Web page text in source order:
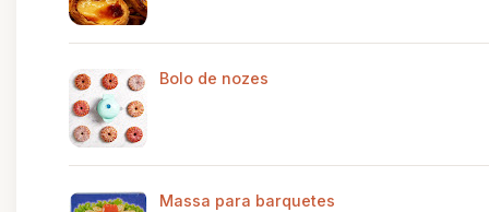
Bolo de nozes
Massa para barquetes